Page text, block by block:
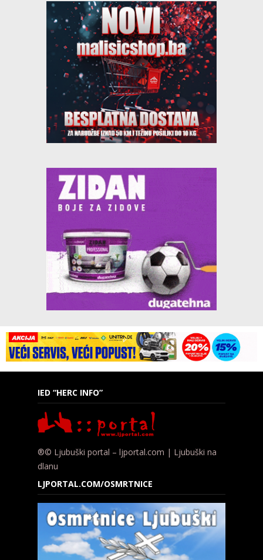
IED “HERC INFO”
®© Ljubuški portal – ljportal.com | Ljubuški na
dlanu
LJPORTAL.COM/OSMRTNICE